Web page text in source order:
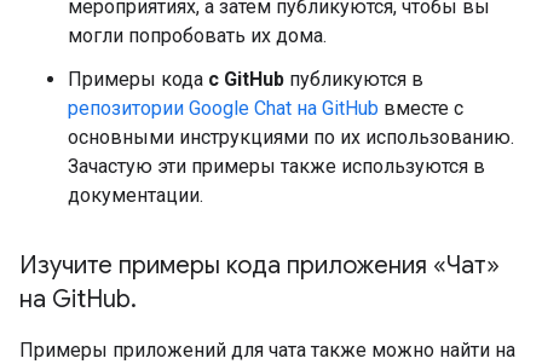
мероприятиях, а затем публикуются, чтобы вы
могли попробовать их дома.
Примеры кода с GitHub публикуются в
репозитории Google Chat на GitHub вместе с
основными инструкциями по их использованию.
Зачастую эти примеры также используются в
документации.
Изучите примеры кода приложения «Чат»
на GitHub.
Примеры приложений для чата также можно найти на